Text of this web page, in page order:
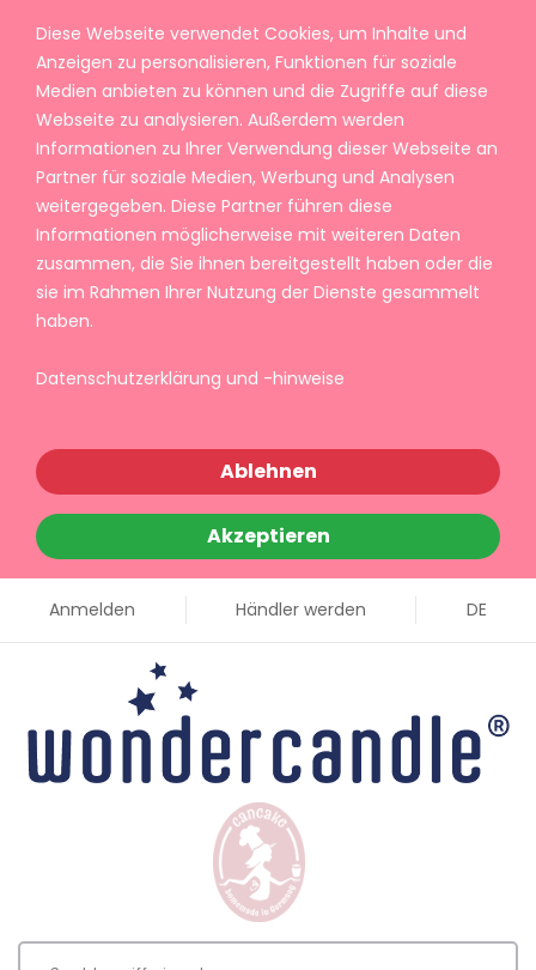
Diese Webseite verwendet Cookies, um Inhalte und
Anzeigen zu personalisieren, Funktionen für soziale
Medien anbieten zu können und die Zugriffe auf diese
Webseite zu analysieren. Außerdem werden
Informationen zu Ihrer Verwendung dieser Webseite an
Partner für soziale Medien, Werbung und Analysen
weitergegeben. Diese Partner führen diese
Informationen möglicherweise mit weiteren Daten
zusammen, die Sie ihnen bereitgestellt haben oder die
sie im Rahmen Ihrer Nutzung der Dienste gesammelt
haben.
Datenschutzerklärung und -hinweise
Ablehnen
Akzeptieren
Anmelden Händler werden DE